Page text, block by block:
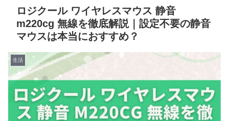
ロジクール ワイヤレスマウス 静音
m220cg 無線を徹底解説｜設定不要の静音
マウスは本当におすすめ？
生活